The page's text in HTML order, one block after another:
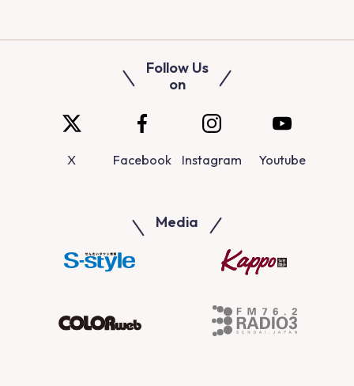
Follow Us
on
X Facebook Instagram Youtube
Media